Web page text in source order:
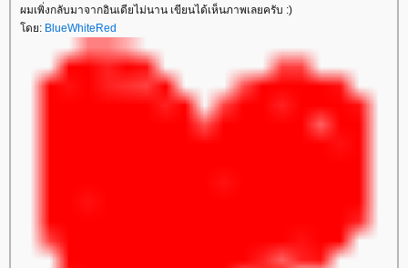
ผมเพิ่งกลับมาจากอินเดียไม่นาน เขียนได้เห็นภาพเลยครับ :)
ดย: BlueWhiteRed